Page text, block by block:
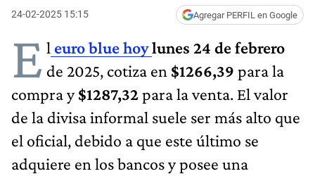
24-02-2025 15:15 Agregar PERFIL en Google
E l euro blue hoylunes 24 de febrero
de 2025, cotiza en $1266,39 para la
compra y$1287,32para la venta. El valor
de la divisa informal suele ser más alto que
el oficial, debido a que este último se
adquiere en los bancos y posee una